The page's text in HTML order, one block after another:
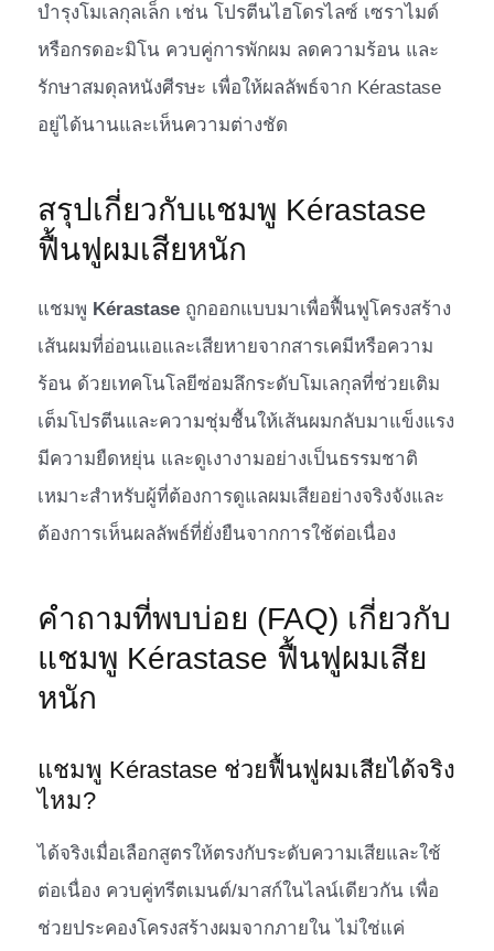
บำรุงโมเลกุลเล็ก เช่น โปรตีนไฮโดรไลซ์ เซราไมด์
หรือกรดอะมิโน ควบคู่การพักผม ลดความร้อน และ
รักษาสมดุลหนังศีรษะ เพื่อให้ผลลัพธ์จาก Kérastase
อยู่ได้นานและเห็นความต่างชัด
สรุปเกี่ยวกับแชมพู Kérastase
ฟื้นฟูผมเสียหนัก
แชมพู Kérastase ถูกออกแบบมาเพื่อฟื้นฟูโครงสร้าง
เส้นผมที่อ่อนแอและเสียหายจากสารเคมีหรือความ
ร้อน ด้วยเทคโนโลยีซ่อมลึกระดับโมเลกุลที่ช่วยเติม
เต็มโปรตีนและความชุ่มชื้นให้เส้นผมกลับมาแข็งแรง
มีความยืดหยุ่น และดูเงางามอย่างเป็นธรรมชาติ
เหมาะสำหรับผู้ที่ต้องการดูแลผมเสียอย่างจริงจังและ
ต้องการเห็นผลลัพธ์ที่ยั่งยืนจากการใช้ต่อเนื่อง
คำถามที่พบบ่อย (FAQ) เกี่ยวกับ
แชมพู Kérastase ฟื้นฟูผมเสีย
หนัก
แชมพู Kérastase ช่วยฟื้นฟูผมเสียได้จริง
ไหม?
ได้จริงเมื่อเลือกสูตรให้ตรงกับระดับความเสียและใช้
ต่อเนื่อง ควบคู่ทรีตเมนต์/มาสก์ในไลน์เดียวกัน เพื่อ
ช่วยประคองโครงสร้างผมจากภายใน ไม่ใช่แค่